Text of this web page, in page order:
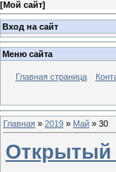
[Мой сайт]
Вход на сайт
Меню сайта
Главная страница
Главная » 2019 » Май » 30
Открытый